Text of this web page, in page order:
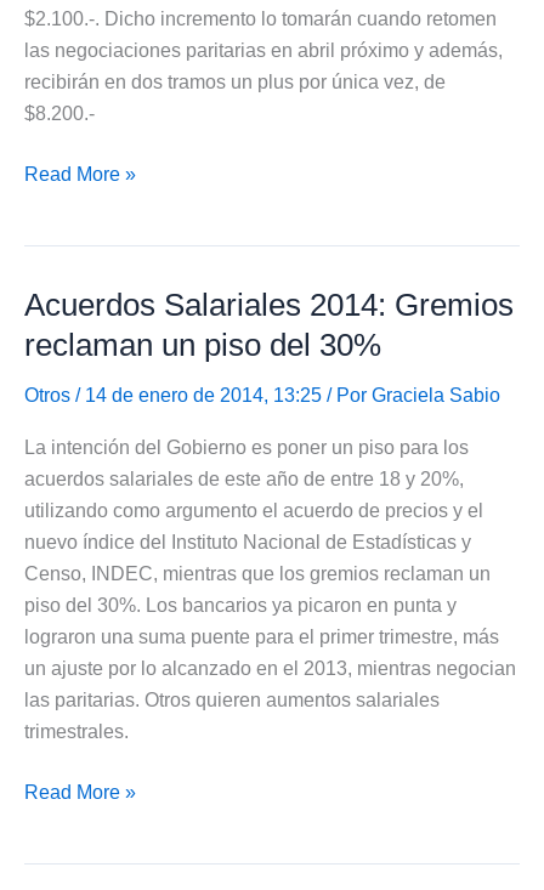
$2.100.-. Dicho incremento lo tomarán cuando retomen
las negociaciones paritarias en abril próximo y además,
recibirán en dos tramos un plus por única vez, de
$8.200.-
Industria
Puente”
25%
mientras
Acuerdo
Salarial
2014
Read More »
Acuerdos Salariales 2014: Gremios
reclaman un piso del 30%
Otros / 14 de enero de 2014, 13:25 / Por Graciela Sabio
La intención del Gobierno es poner un piso para los
acuerdos salariales de este año de entre 18 y 20%,
utilizando como argumento el acuerdo de precios y el
nuevo índice del Instituto Nacional de Estadísticas y
Censo, INDEC, mientras que los gremios reclaman un
piso del 30%. Los bancarios ya picaron en punta y
lograron una suma puente para el primer trimestre, más
un ajuste por lo alcanzado en el 2013, mientras negocian
las paritarias. Otros quieren aumentos salariales
trimestrales.
Acuerdos
Read More »